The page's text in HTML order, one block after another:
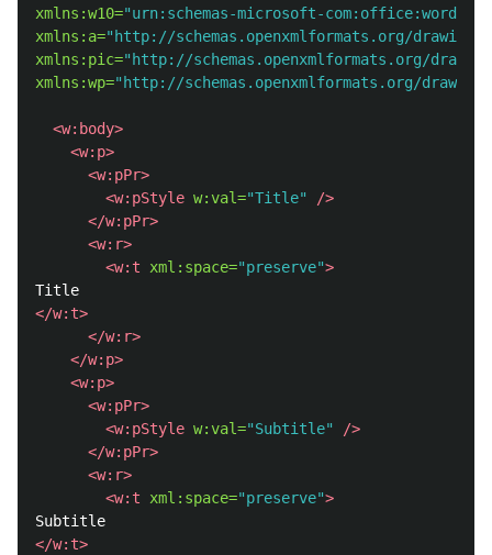
xmlns:w10="urn:schemas-microsoft-com:office:word"
xmlns:a="http://schemas.openxmlformats.org/
xmlns:pic="http://schemas.openxmlformats.org/
xmlns:wp="http://schemas.openxmlformats.org/
<w:body>
<w:p>
<w:pPr>
<w:pStyle w:val="Title"
/>
</w:pPr>
<w:r>
<w:t
xml:space="preserve">
</w:t>
</w:r>
</w:p>
<w:p>
<w:pPr>
<w:pStyle w:val="Subtitle"
/>
</w:pPr>
<w:r>
<w:t
xml:space="preserve">
</w:t>